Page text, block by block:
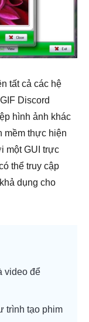
tất cả các hệ
Discord
hình ảnh khác
mềm thực hiện
một GUI trực
thể truy cập
dụng cho
video để
trình tạo phim